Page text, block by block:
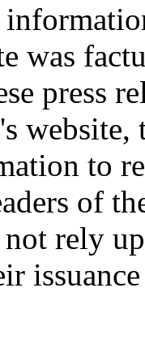
was
press
website,
to
of
rely